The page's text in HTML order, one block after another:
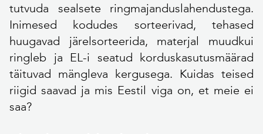
tutvuda sealsete ringmajanduslahendustega.
Inimesed kodudes sorteerivad, tehased
huugavad järelsorteerida, materjal muudkui
ringleb ja EL-i seatud korduskasutusmäärad
täituvad mängleva kergusega. Kuidas teised
riigid saavad ja mis Eestil viga on, et meie ei
saa?